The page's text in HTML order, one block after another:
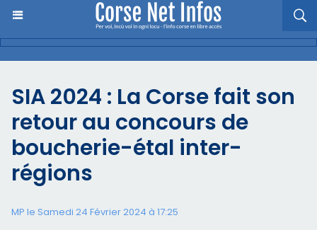
SIA 2024 : La Corse fait son
retour au concours de
boucherie-étal inter-
régions
MP le Samedi 24 Février 2024 à 17:25